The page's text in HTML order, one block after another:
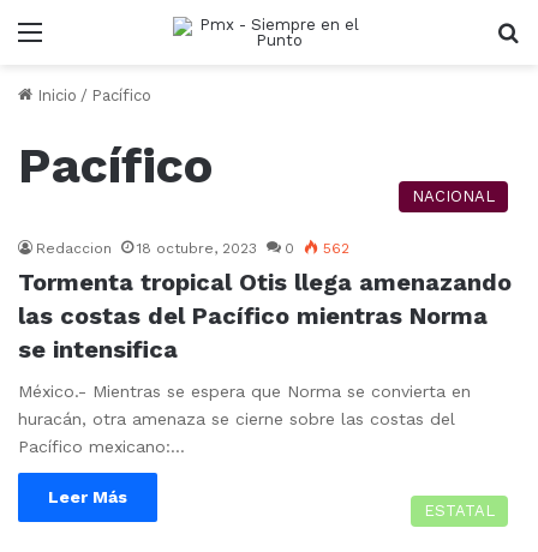
Menu
Inicio / Pacífico
Pacífico
NACIONAL
Redaccion 18 octubre, 2023 0 562
Tormenta tropical Otis llega amenazando
las costas del Pacífico mientras Norma
se intensifica
México.- Mientras se espera que Norma se convierta en
huracán, otra amenaza se cierne sobre las costas del
Pacífico mexicano:…
Leer Más
ESTATAL